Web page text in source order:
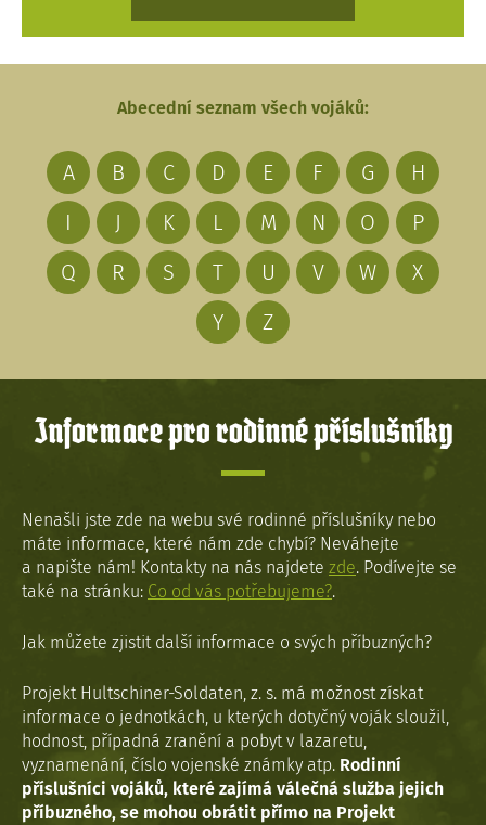
Abecední seznam všech vojáků:
A B C D E F G
H
I
J K L M N O
P
Q
R S T U V W
X
Y
Z
Informace pro rodinné příslušníky
Nenašli jste zde na webu své rodinné příslušníky nebo
máte informace, které nám zde chybí? Neváhejte
a napište nám! Kontakty na nás najdete zde. Podívejte se
také na stránku: Co od vás potřebujeme?.
Jak můžete zjistit další informace o svých příbuzných?
Projekt Hultschiner-Soldaten, z. s. má možnost získat
informace o jednotkách, u kterých dotyčný voják sloužil,
hodnost, případná zranění a pobyt v lazaretu,
vyznamenání, číslo vojenské známky atp. Rodinní
příslušníci vojáků, které zajímá válečná služba jejich
příbuzného, se mohou obrátit přímo na Projekt